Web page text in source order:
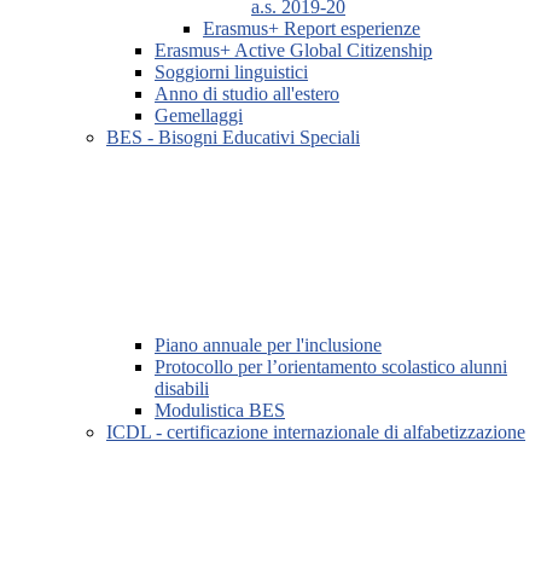
a.s. 2019-20
Erasmus+ Report esperienze
Erasmus+ Active Global Citizenship
Soggiorni linguistici
Anno di studio all'estero
Gemellaggi
BES - Bisogni Educativi Speciali
Piano annuale per l'inclusione
Protocollo per l’orientamento scolastico alunni
disabili
Modulistica BES
ICDL - certificazione internazionale di alfabetizzazione